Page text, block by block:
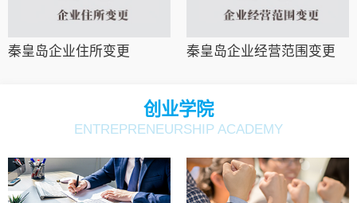
秦皇岛企业住所变更 秦皇岛企业经营范围变更
创业学院
ENTREPRENEURSHIP ACADEMY